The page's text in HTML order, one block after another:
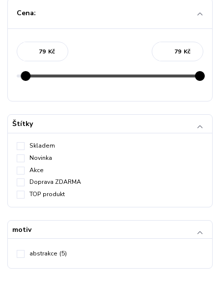
Cena:
Kč Kč
Štítky
Skladem
Novinka
Akce
Doprava ZDARMA
TOP produkt
motiv
abstrakce (5)